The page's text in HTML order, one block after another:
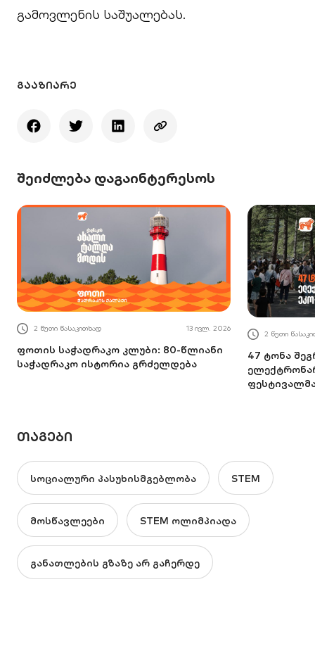
გამოვლენის საშუალებას.
ᲒᲐᲐᲖᲘᲐᲠᲔ
შეიძლება დაგაინტერესოს
2 წუთი წასაკითხად 13 ივლ. 2026
ფოთის საჭადრაკო კლუბი: 80-წლიანი
საჭადრაკო ისტორია გრძელდება
2 წუთი
47 ტონა
ᲗᲐᲒᲔᲑᲘ
სოციალური პასუხისმგებლობა STEM
მოსწავლეები STEM ოლიმპიადა
განათლების გზაზე არ გაჩერდე